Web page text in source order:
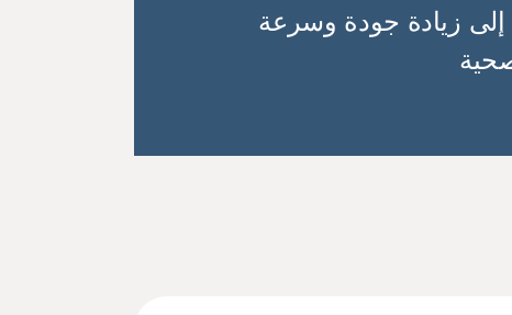
إلى زيادة جودة وسرعة